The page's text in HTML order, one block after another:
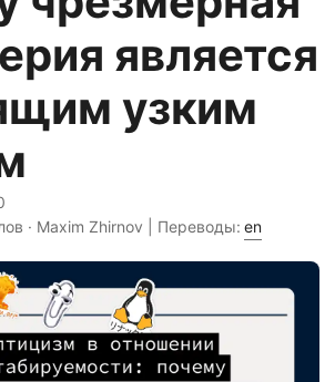
является
узким
· Maxim Zhirnov | Переводы: en